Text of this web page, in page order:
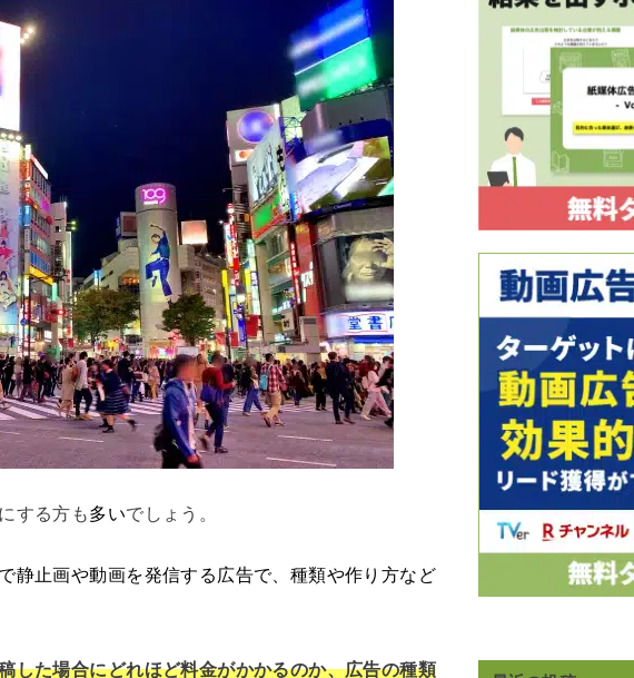
する方も多いでしょう。
静止画や動画を発信する広告で、種類や作り方など
した場合にどれほど料金がかかるのか、広告の種類